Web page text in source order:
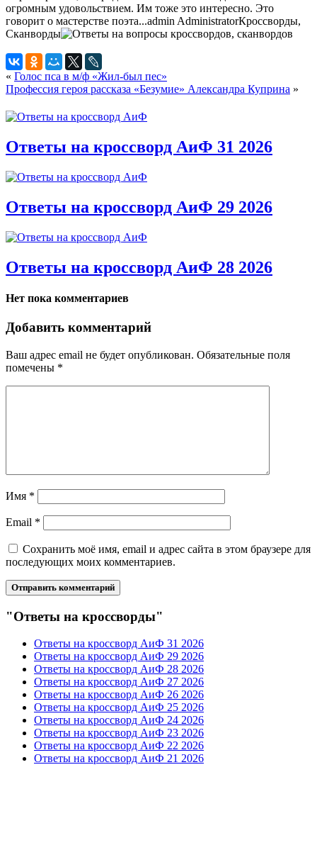
огромным удовольствием. Им тоже это интересно. Это
говорит о мастерстве поэта...admin AdministratorКроссворды,
Сканворды
« Голос пса в м/ф «Жил-был пес»
Профессия героя рассказа «Безумие» Александра Куприна »
Ответы на кроссворд АиФ 31 2026
Ответы на кроссворд АиФ 29 2026
Ответы на кроссворд АиФ 28 2026
Нет пока комментариев
Добавить комментарий
Ваш адрес email не будет опубликован. Обязательные поля
помечены *
Имя *
Email *
Сохранить моё имя, email и адрес сайта в этом браузере для
последующих моих комментариев.
"Ответы на кроссворды"
Ответы на кроссворд АиФ 31 2026
Ответы на кроссворд АиФ 29 2026
Ответы на кроссворд АиФ 28 2026
Ответы на кроссворд АиФ 27 2026
Ответы на кроссворд АиФ 26 2026
Ответы на кроссворд АиФ 25 2026
Ответы на кроссворд АиФ 24 2026
Ответы на кроссворд АиФ 23 2026
Ответы на кроссворд АиФ 22 2026
Ответы на кроссворд АиФ 21 2026